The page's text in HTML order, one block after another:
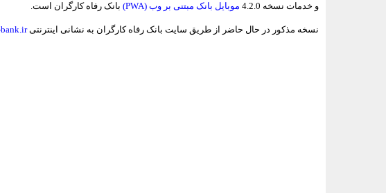
و خدمات نسخه 4.2.0
موبایل بانک مبتنی بر وب (PWA) بانک رفاه کارگران است.
نسخه مذکور در حال حاضر از طریق سایت بانک رفاه کارگران به نشانی اینترنتی